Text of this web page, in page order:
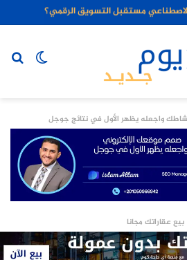
مستقبل التسويق الرقمي؟
الوضع
واجعله يظهر الأول في نتائج جوجل
بيع عقاراتك مجانا